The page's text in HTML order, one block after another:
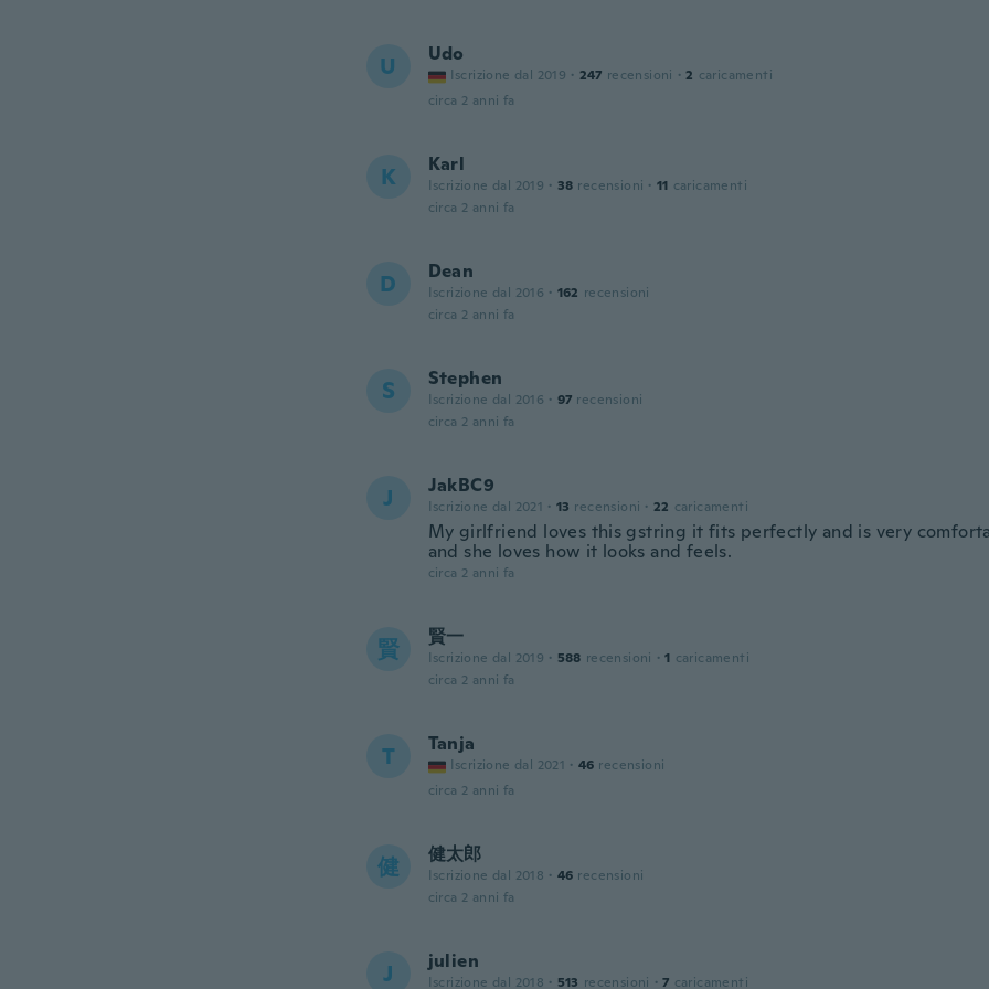
U Udo
Iscrizione dal 2019 · 247 recensioni · 2 caricamenti
circa 2 anni fa
K Karl
Iscrizione dal 2019 · 38 recensioni · 11 caricamenti
circa 2 anni fa
D Dean
Iscrizione dal 2016 · 162 recensioni
circa 2 anni fa
S Stephen
Iscrizione dal 2016 · 97 recensioni
circa 2 anni fa
J JakBC9
Iscrizione dal 2021 · 13 recensioni · 22 caricamenti
My girlfriend loves this gstring it fits perfectly and is very
and she loves how it looks and feels.
circa 2 anni fa
賢 賢一
Iscrizione dal 2019 · 588 recensioni · 1 caricamenti
circa 2 anni fa
T Tanja
Iscrizione dal 2021 · 46 recensioni
circa 2 anni fa
健 健太郎
Iscrizione dal 2018 · 46 recensioni
circa 2 anni fa
J julien
Iscrizione dal 2018 · 513 recensioni · 7 caricamenti